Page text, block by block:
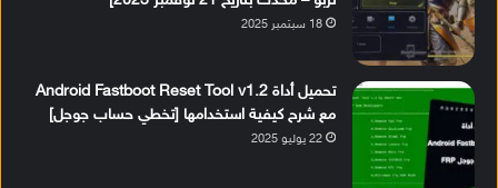
18 سبتمبر 2025
تحميل أداة Android Fastboot Reset Tool v1.2
مع شرح كيفية استخدامها [تخطي حساب جوجل]
22 يوليو 2025